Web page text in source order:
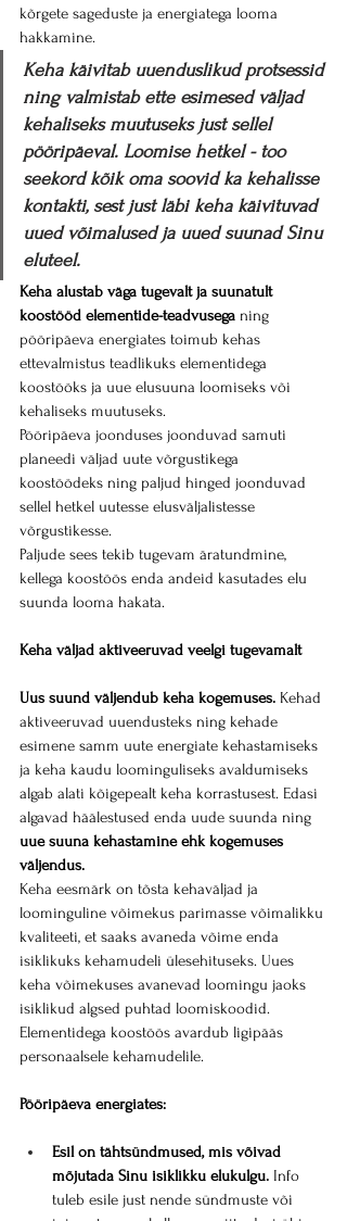
kõrgete sageduste ja energiatega looma
hakkamine.
Keha käivitab uuenduslikud protsessid
ning valmistab ette esimesed väljad
kehaliseks muutuseks just sellel
pööripäeval. Loomise hetkel - too
seekord kõik oma soovid ka kehalisse
kontakti, sest just läbi keha käivituvad
uued võimalused ja uued suunad Sinu
eluteel.
Keha alustab väga tugevalt ja suunatult
koostööd elementide-teadvusega ning
pööripäeva energiates toimub kehas
ettevalmistus teadlikuks elementidega
koostööks ja uue elusuuna loomiseks või
kehaliseks muutuseks.
Pööripäeva joonduses joonduvad samuti
planeedi väljad uute võrgustikega
koostöödeks ning paljud hinged joonduvad
sellel hetkel uutesse elusväljalistesse
võrgustikesse.
Paljude sees tekib tugevam äratundmine,
kellega koostöös enda andeid kasutades elu
suunda looma hakata.
Keha väljad aktiveeruvad veelgi tugevamalt
Uus suund väljendub keha kogemuses. Kehad
aktiveeruvad uuendusteks ning kehade
esimene samm uute energiate kehastamiseks
ja keha kaudu loominguliseks avaldumiseks
algab alati kõigepealt keha korrastusest. Edasi
algavad häälestused enda uude suunda ning
uue suuna kehastamine ehk kogemuses
väljendus.
Keha eesmärk on tõsta kehaväljad ja
loominguline võimekus parimasse võimalikku
kvaliteeti, et saaks avaneda võime enda
isiklikuks kehamudeli ülesehituseks. Uues
keha võimekuses avanevad loomingu jaoks
isiklikud algsed puhtad loomiskoodid.
Elementidega koostöös avardub ligipääs
personaalsele kehamudelile.
Pööripäeva energiates:
Esil on tähtsündmused, mis võivad
mõjutada Sinu isiklikku elukulgu. Info
tuleb esile just nende sündmuste või